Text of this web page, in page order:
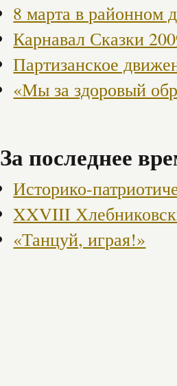
8 марта в районном
Карнавал Сказки
Партизанское
«Мы за здоровый
За последнее
Историко-
XXVIII
«Танцуй, играя!»